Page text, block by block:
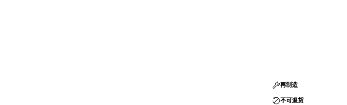
再制造
不可退货